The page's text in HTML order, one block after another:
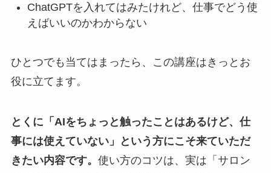
ChatGPTを入れてはみたけれど、仕事でどう使
えばいいのかわからない
ひとつでも当てはまったら、この講座はきっとお
役に立てます。
とくに「AIをちょっと触ったことはあるけど、仕
事には使えていない」という方にこそ来ていただ
きたい内容です。 使い方のコツは、実は「サロン